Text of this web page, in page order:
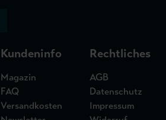
Kundeninfo
Magazin
FAQ
Versandkosten
Rechtliches
AGB
Datenschutz
Impressum